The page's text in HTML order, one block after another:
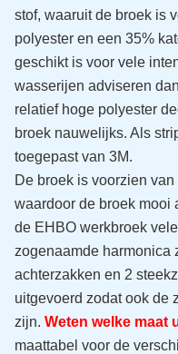
stof, waaruit de broek is
polyester en een 35%
geschikt is voor vele
wasserijen adviseren
relatief hoge polyester
broek nauwelijks. Als
toegepast van 3M.
De broek is voorzien
waardoor de broek mooi
de EHBO werkbroek
zogenaamde harmonica
achterzakken en 2
uitgevoerd zodat ook de
zijn. Weten welke maat
maattabel voor de